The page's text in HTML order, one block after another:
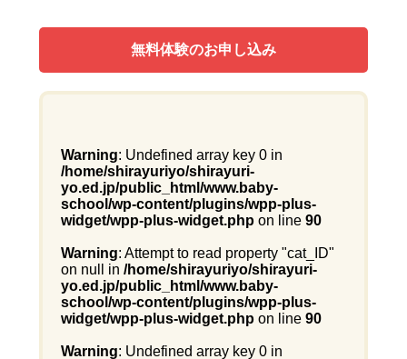
無料体験のお申し込み
Warning: Undefined array key 0 in
/home/shirayuriyo/shirayuri-
yo.ed.jp/public_html/www.baby-
school/wp-content/plugins/wpp-plus-
widget/wpp-plus-widget.phpon line 90
Warning: Attempt to read property "cat_ID"
on null in /home/shirayuriyo/shirayuri-
yo.ed.jp/public_html/www.baby-
school/wp-content/plugins/wpp-plus-
widget/wpp-plus-widget.phpon line 90
Warning: Undefined array key 0 in